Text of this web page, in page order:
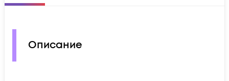
Описание